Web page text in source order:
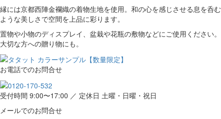
縁には京都西陣金襴織の着物生地を使用。和の心を感じさせる息を呑む
ような美しさで空間を上品に彩ります。
置物や小物のディスプレイ、盆栽や花瓶の敷物などにご使用ください。
大切な方への贈り物にも。
お電話でのお問合せ
受付時間 9:00〜17:00 ／ 定休日 土曜・日曜・祝日
メールでのお問合せ